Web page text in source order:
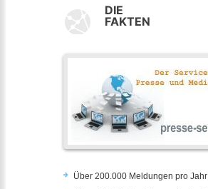
DIE
FAKTEN
Über 200.000 Meldungen pro Jahr